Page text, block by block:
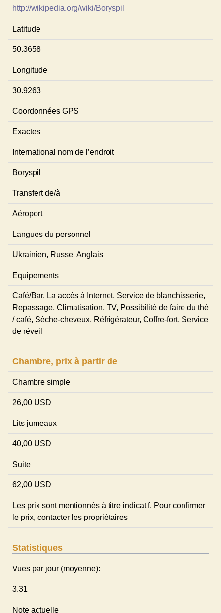
http://wikipedia.org/wiki/Boryspil
Latitude
50.3658
Longitude
30.9263
Coordonnées GPS
Exactes
International nom de l’endroit
Boryspil
Transfert de/à
Aéroport
Langues du personnel
Ukrainien, Russe, Anglais
Equipements
Café/Bar, La accès à Internet, Service de blanchisserie,
Repassage, Climatisation, TV, Possibilité de faire du thé
/ café, Sèche-cheveux, Réfrigérateur, Coffre-fort, Service
de réveil
Chambre, prix à partir de
Chambre simple
26,00 USD
Lits jumeaux
40,00 USD
Suite
62,00 USD
Les prix sont mentionnés à titre indicatif. Pour confirmer
le prix, contacter les propriétaires
Statistiques
Vues par jour (moyenne):
3.31
Note actuelle